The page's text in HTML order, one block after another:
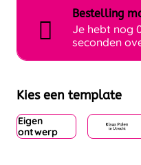
Bestelling
Je hebt nog
seconden
Kies een template
Eigen
ontwerp